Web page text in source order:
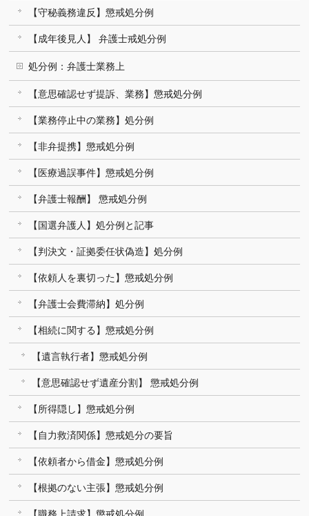
【守秘義務違反】懲戒処分例
【成年後見人】 弁護士戒処分例
処分例：弁護士業務上
【意思確認せず提訴、業務】懲戒処分例
【業務停止中の業務】処分例
【非弁提携】懲戒処分例
【医療過誤事件】懲戒処分例
【弁護士報酬】 懲戒処分例
【国選弁護人】処分例と記事
【判決文・証拠委任状偽造】処分例
【依頼人を裏切った】懲戒処分例
【弁護士会費滞納】処分例
【相続に関する】懲戒処分例
【遺言執行者】懲戒処分例
【意思確認せず遺産分割】 懲戒処分例
【所得隠し】懲戒処分例
【自力救済関係】懲戒処分の要旨
【依頼者から借金】懲戒処分例
【根拠のない主張】懲戒処分例